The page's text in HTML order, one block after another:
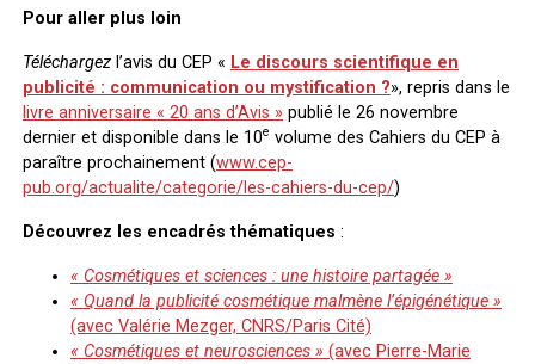
Pour aller plus loin
Téléchargez l’avis du CEP « Le discours scientifique en
publicité : communication ou mystification ?», repris dans le
livre anniversaire « 20 ans d’Avis » publié le 26 novembre
dernier et disponible dans le 10e volume des Cahiers du CEP à
paraître prochainement (www.cep-
pub.org/actualite/categorie/les-cahiers-du-cep/)
Découvrez les encadrés thématiques :
« Cosmétiques et sciences : une histoire partagée »
« Quand la publicité cosmétique malmène l’épigénétique »
(avec Valérie Mezger, CNRS/Paris Cité)
« Cosmétiques et neurosciences » (avec Pierre-Marie